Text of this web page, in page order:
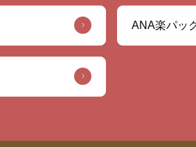
ANA楽パッ